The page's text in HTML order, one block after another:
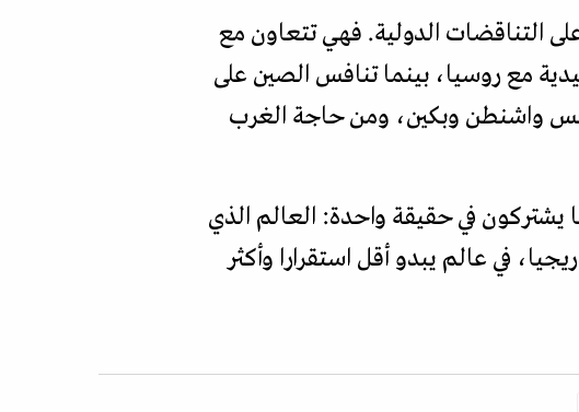
التناقضات الدولية. فهي تتعاون مع
مع روسيا، بينما تنافس الصين على
واشنطن وبكين، ومن حاجة الغرب
في حقيقة واحدة: العالم الذي
في عالم يبدو أقل استقرارا وأكثر